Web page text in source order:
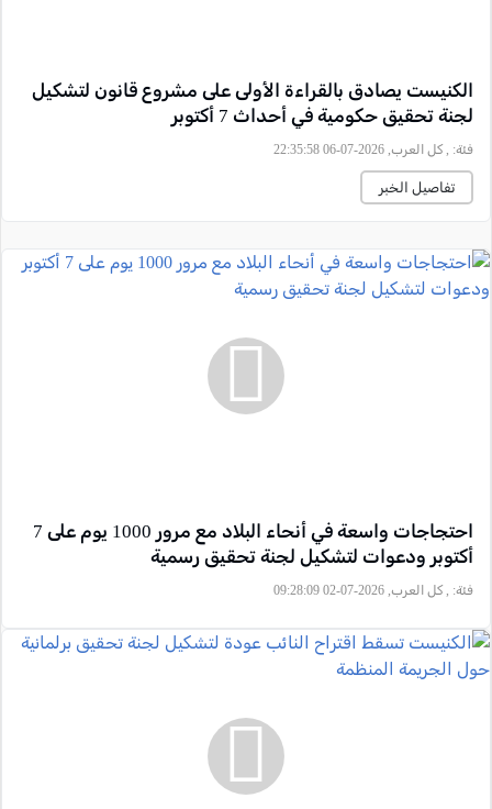
الكنيست يصادق بالقراءة الأولى على مشروع قانون لتشكيل
لجنة تحقيق حكومية في أحداث 7 أكتوبر
فئة: , كل العرب, 2026-07-06 22:35:58
تفاصيل الخبر
احتجاجات واسعة في أنحاء البلاد مع مرور 1000 يوم على 7
أكتوبر ودعوات لتشكيل لجنة تحقيق رسمية
فئة: , كل العرب, 2026-07-02 09:28:09